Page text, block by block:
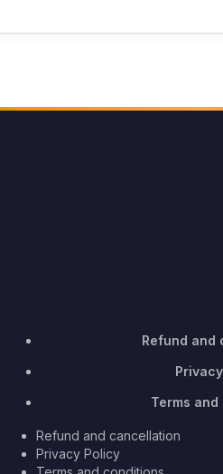
Refund and
Terms
Refund and cancellation
Privacy Policy